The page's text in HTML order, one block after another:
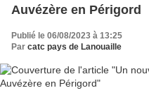
Auvézère en Périgord
Publié le 06/08/2023 à 13:25
Par catc pays de Lanouaille